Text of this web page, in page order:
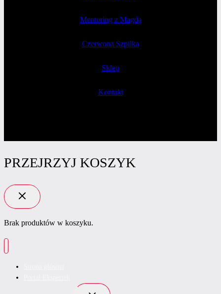
Mentoring z Magdą
Czerwona Szpilka
Sklep
Kontakt
PRZEJRZYJ KOSZYK
Brak produktów w koszyku.
Przełącz